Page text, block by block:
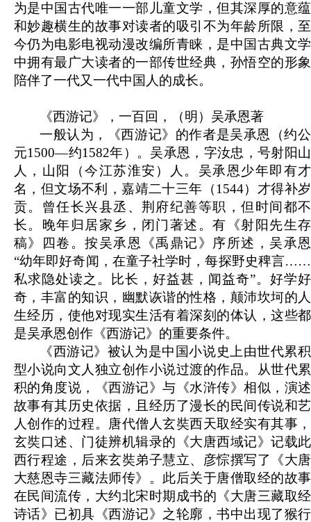
为是中国古代唯一一部儿童文学，但其深厚的意蕴
和妙趣横生的故事对读者的吸引不为年龄所限，至
今仍为电影电视动漫改编所青睐，是中国古典文学
中拥有最广大读者的一部传世经典，孙悟空的形象
陪伴了一代又一代中国人的成长。
《西游记》，一百回，（明）吴承恩著
一般认为，《西游记》的作者是吴承恩（约公
元1500—约1582年）。吴承恩，字汝忠，号射阳山
人，山阳（今江苏淮安）人。吴承恩少年即有才
名，但文场不利，嘉靖二十三年（1544）才得补岁
贡。曾任长兴县丞、荆府纪善等职，但时间都不
长。晚年归居家乡，闭门著述。有《射阳先生存
稿》四卷。按吴承恩《禹鼎记》序所述，吴承恩
“幼年即好奇闻，在童子社学时，每探野史稗言……
私求隐处读之。比长，好益甚，闻益奇”。好学好
奇，丰富的知识，幽默诙谐的性格，颠沛坎坷的人
生经历，使他对现实生活有着深刻的体认，这些都
是吴承恩创作《西游记》的重要条件。
《西游记》被认为是中国小说史上由世代累积
型小说向文人独立创作小说过渡的作品。从世代累
积的角度说，《西游记》与《水浒传》相似，演述
故事有其历史依据，且经历了漫长的民间传说和艺
人创作的过程。唐代僧人玄奘西天取经实有其事，
玄奘口述、门徒辨机辑录的《大唐西域记》记载此
西行程途，后来玄奘弟子慧立、彦悰撰写了《大唐
大慈恩寺三藏法师传》。此后关于唐僧取经的故事
在民间流传，大约北宋时期成书的《大唐三藏取经
诗话》已初具《西游记》之轮廓，书中出现了猴行